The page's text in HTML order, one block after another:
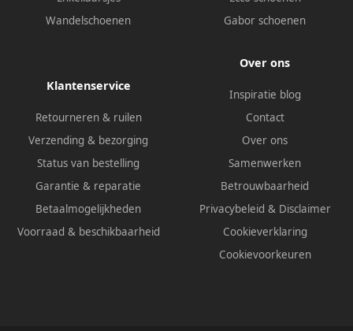
Wandelschoenen
Gabor schoenen
Klantenservice
Retourneren & ruilen
Verzending & bezorging
Status van bestelling
Garantie & reparatie
Betaalmogelijkheden
Voorraad & beschikbaarheid
Over ons
Inspiratie blog
Contact
Over ons
Samenwerken
Betrouwbaarheid
Privacybeleid & Disclaimer
Cookieverklaring
Cookievoorkeuren